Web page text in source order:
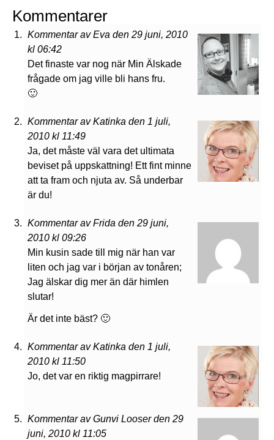
Kommentarer
Kommentar av Eva den 29 juni, 2010
kl 06:42
Det finaste var nog när Min Älskade
frågade om jag ville bli hans fru.
🙂
Kommentar av Katinka den 1 juli,
2010 kl 11:49
Ja, det måste väl vara det ultimata
beviset på uppskattning! Ett fint minne
att ta fram och njuta av. Så underbar
är du!
Kommentar av Frida den 29 juni,
2010 kl 09:26
Min kusin sade till mig när han var
liten och jag var i början av tonåren;
Jag älskar dig mer än där himlen
slutar!
Är det inte bäst? 🙂
Kommentar av Katinka den 1 juli,
2010 kl 11:50
Jo, det var en riktig magpirrare!
Kommentar av Gunvi Looser den 29
juni, 2010 kl 11:05